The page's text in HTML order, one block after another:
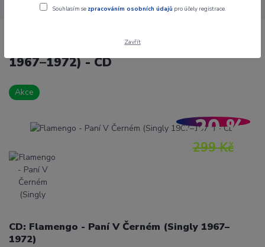
Alba CD Flamengo - Paní V Černém (Singly 1967–1972) - CD
Flamengo - Paní V Černém (Singly
1967–1972) - CD
Akce
299 Kč
- 20 %
CD: Flamengo - Paní V Černém (Singly 1967–
1972)
Souhlasím se zpracováním osobních údajů pro účely registrace.
Zavřít